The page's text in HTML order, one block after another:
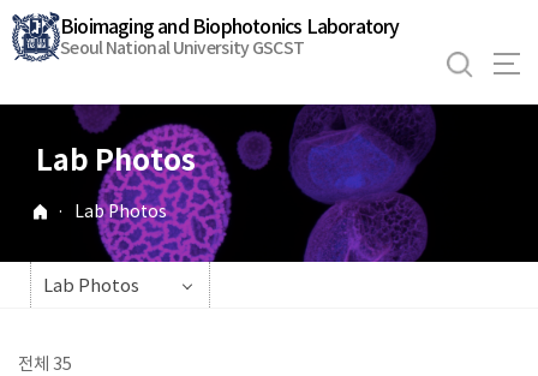
바
로
기
Bioimaging and Biophotonics Laboratory
Seoul National University GSCST
Lab Photos
· Lab Photos
Lab Photos
전체 35